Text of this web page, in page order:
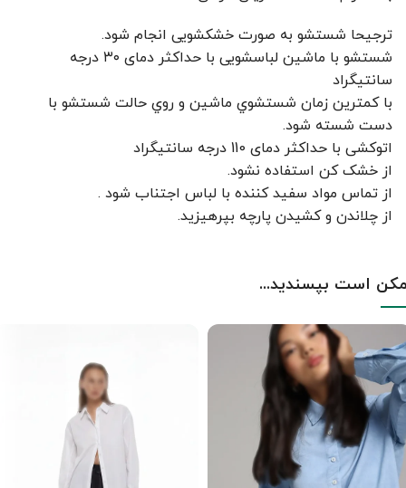
ترجیحا شستشو به صورت خشکشویی انجام شود.
شستشو با ماشین لباسشویی با حداکثر دمای ۳۰ درجه
سانتیگراد
با کمترين زمان شستشوي ماشين و روي حالت شستشو با
دست شسته شود.
اتوکشی با حداکثر دمای 110 درجه سانتیگراد
از خشک کن استفاده نشود.
از تماس مواد سفید کننده با لباس اجتناب شود .
از چلاندن و کشيدن پارچه بپرهيزيد.
است بپسندید...